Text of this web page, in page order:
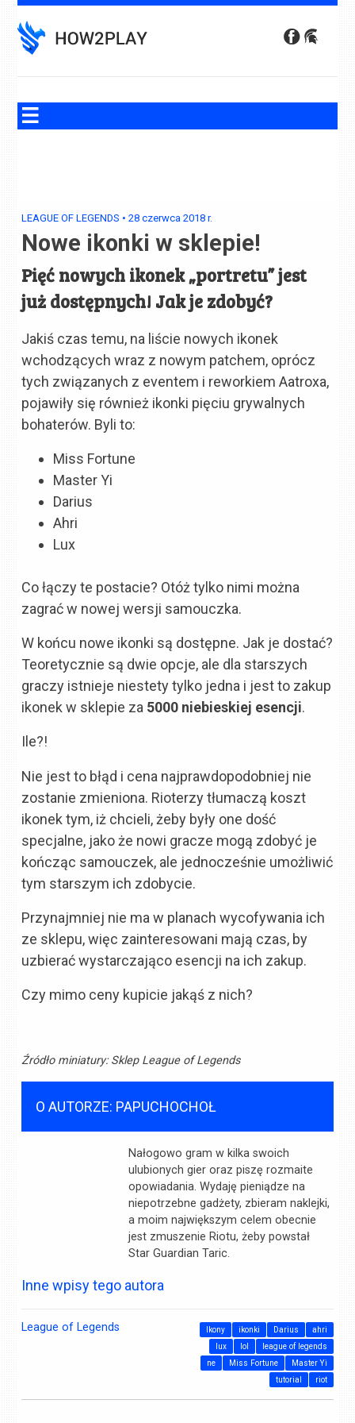
to
content
LEAGUE OF LEGENDS •28 czerwca 2018 r.
Nowe ikonki w sklepie!
Pięć nowych ikonek „portretu” jest
już dostępnych! Jak je zdobyć?
Jakiś czas temu, na liście nowych ikonek
wchodzących wraz z nowym patchem, oprócz
tych związanych z eventem i reworkiem Aatroxa,
pojawiły się również ikonki pięciu grywalnych
bohaterów. Byli to:
Miss Fortune
Master Yi
Darius
Ahri
Lux
Co łączy te postacie? Otóż tylko nimi można
zagrać w nowej wersji samouczka.
W końcu nowe ikonki są dostępne. Jak je dostać?
Teoretycznie są dwie opcje, ale dla starszych
graczy istnieje niestety tylko jedna i jest to zakup
ikonek w sklepie za 5000 niebieskiej esencji.
Ile?!
Nie jest to błąd i cena najprawdopodobniej nie
zostanie zmieniona. Rioterzy tłumaczą koszt
ikonek tym, iż chcieli, żeby były one dość
specjalne, jako że nowi gracze mogą zdobyć je
kończąc samouczek, ale jednocześnie umożliwić
tym starszym ich zdobycie.
Przynajmniej nie ma w planach wycofywania ich
ze sklepu, więc zainteresowani mają czas, by
uzbierać wystarczająco esencji na ich zakup.
Czy mimo ceny kupicie jakąś z nich?
Źródło miniatury:Sklep League of Legends
O AUTORZE: PAPUCHOCHOŁ
Nałogowo gram w kilka swoich
ulubionych gier oraz piszę rozmaite
opowiadania. Wydaję pieniądze na
niepotrzebne gadżety, zbieram naklejki,
a moim największym celem obecnie
jest zmuszenie Riotu, żeby powstał
Star Guardian Taric.
Inne wpisy tego autora
League of Legends ahri
Darius
ikonki
Ikony
league of legends
lol
lux
Master Yi
Miss Fortune
ne
riot
tutorial